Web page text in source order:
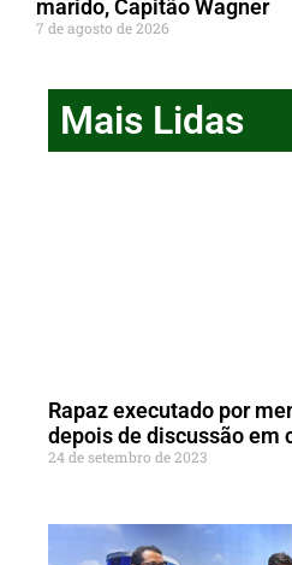
marido, Capitão Wagner
7 de agosto de 2026
Mais Lidas
Rapaz executado por
depois de discussão em
24 de setembro de 2023